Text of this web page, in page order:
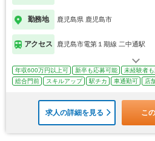
勤務地 鹿児島県 鹿児島市
アクセス 鹿児島市電第１期線 二中通駅
年収600万円以上可 新卒も応募可能 未経験者
総合門前
スキルアップ 駅チカ 車通勤可 店
求人の詳細を見る こ